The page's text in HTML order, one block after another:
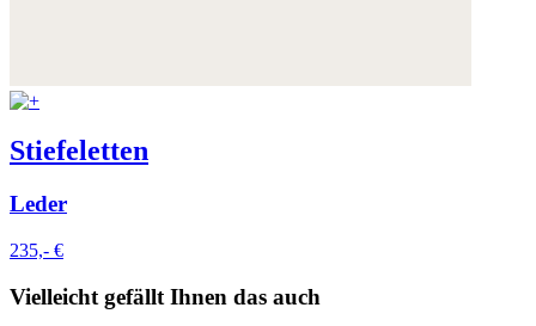
Stiefeletten
Leder
235,- €
Vielleicht gefällt Ihnen das auch